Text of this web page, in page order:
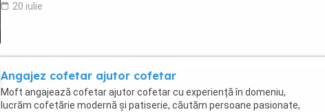
20 iulie
Angajez cofetar ajutor cofetar
Moft angajează cofetar ajutor cofetar cu experiență în domeniu,
lucrăm cofetărie modernă și patiserie, căutăm persoane pasionate,